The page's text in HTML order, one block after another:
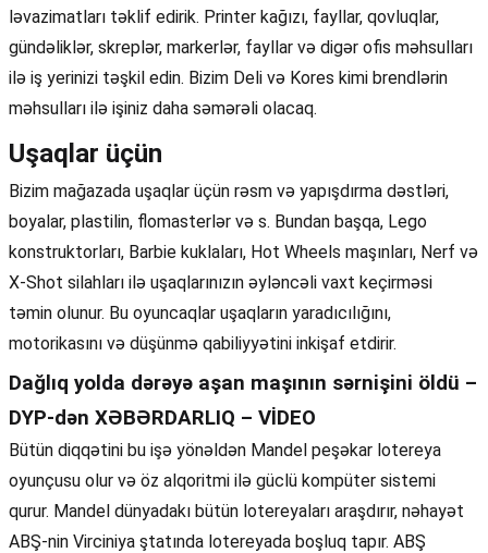
ləvazimatları təklif edirik. Printer kağızı, fayllar, qovluqlar,
gündəliklər, skreplər, markerlər, fayllar və digər ofis məhsulları
ilə iş yerinizi təşkil edin. Bizim Deli və Kores kimi brendlərin
məhsulları ilə işiniz daha səmərəli olacaq.
Uşaqlar üçün
Bizim mağazada uşaqlar üçün rəsm və yapışdırma dəstləri,
boyalar, plastilin, flomasterlər və s. Bundan başqa, Lego
konstruktorları, Barbie kuklaları, Hot Wheels maşınları, Nerf və
X-Shot silahları ilə uşaqlarınızın əyləncəli vaxt keçirməsi
təmin olunur. Bu oyuncaqlar uşaqların yaradıcılığını,
motorikasını və düşünmə qabiliyyətini inkişaf etdirir.
Dağlıq yolda dərəyə aşan maşının sərnişini öldü –
DYP-dən XƏBƏRDARLIQ – VİDEO
Bütün diqqətini bu işə yönəldən Mandel peşəkar lotereya
oyunçusu olur və öz alqoritmi ilə güclü kompüter sistemi
qurur. Mandel dünyadakı bütün lotereyaları araşdırır, nəhayət
ABŞ-nin Virciniya ştatında lotereyada boşluq tapır. ABŞ